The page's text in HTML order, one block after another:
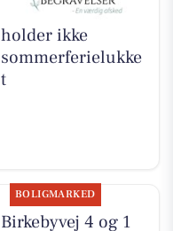
Bachs Begravelser
holder ikke
sommerferielukke
t
BOLIGMARKED
Birkebyvej 4 og 1